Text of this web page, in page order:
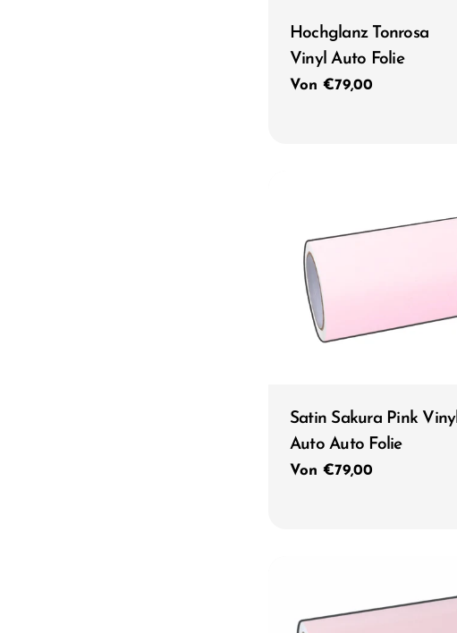
Typ:
Hochglanz Tonrosa
Vinyl Auto Folie
Regulärer
Von €79,00
Typ:
Satin Sakura Pink Vinyl
Auto Auto Folie
Regulärer
Von €79,00